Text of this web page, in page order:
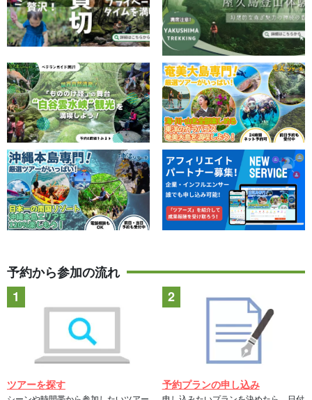
予約から参加の流れ
ツアーを探す 予約プランの申し込み